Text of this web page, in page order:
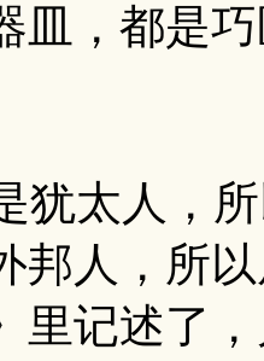
皿，都是
太人，
邦人，所
里记述了